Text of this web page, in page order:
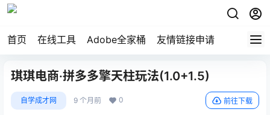
首页 在线工具 Adobe全家桶 友情链接申请
琪琪电商·拼多多擎天柱玩法(1.0+1.5)
自学成才网 9 个月前 0 前往下载